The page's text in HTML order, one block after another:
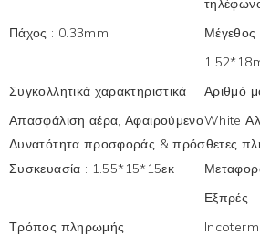
Πάχος : 0.33mm Μέγεθος
Συγκολλητικά χαρακτηριστικά :
Απασφάλιση αέρα, Αφαιρούμενο
Αριθμό
White
Δυνατότητα προσφοράς & πρόσθετες
Συσκευασία : 1.55*15*15εκ
Εξπρές
Τρόπος πληρωμής :
Incoterm